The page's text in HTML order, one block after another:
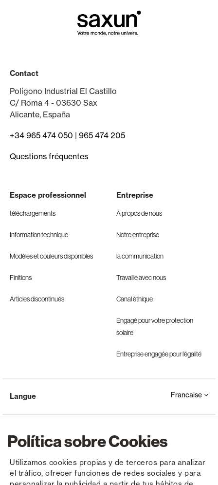
Política sobre Cookies
Utilizamos cookies propias y de terceros para analizar
el tráfico, ofrecer funciones de redes sociales y para
Contact
Polígono Industrial El Castillo
C/ Roma 4 - 03630 Sax
Alicante, España
+34 965 474 050 | 965 474 205
Questions fréquentes
Espace professionnel
téléchargements
Information technique
Modèles et couleurs disponibles
Finitions
Articles discontinués
Entreprise
À propos de nous
Notre entreprise
la communication
Travaille avec nous
Canal éthique
Engagé pour votre protection
solaire
Entreprise engagée pour l’égalité
Copyright © Saxun 2023 - 2026 Politique de confidentialité Avis juridique Cookies
Langue Francaise